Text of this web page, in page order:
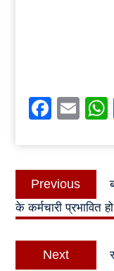
Post
navigation
Previous
के कर्मचारी प्रभावित
Next